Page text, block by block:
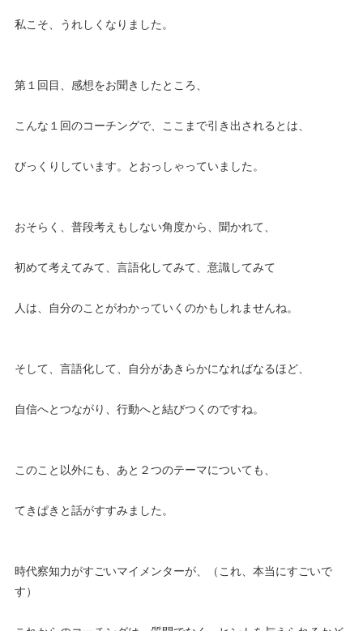
私こそ、うれしくなりました。
第１回目、感想をお聞きしたところ、
こんな１回のコーチングで、ここまで引き出されるとは、
びっくりしています。とおっしゃっていました。
おそらく、普段考えもしない角度から、聞かれて、
初めて考えてみて、言語化してみて、意識してみて
人は、自分のことがわかっていくのかもしれませんね。
そして、言語化して、自分があきらかになればなるほど、
自信へとつながり、行動へと結びつくのですね。
このこと以外にも、あと２つのテーマについても、
てきぱきと話がすすみました。
時代察知力がすごいマイメンターが、（これ、本当にすごいで
す）